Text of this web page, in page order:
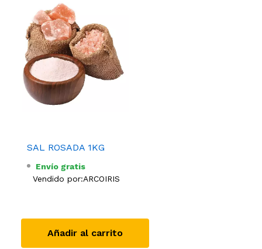
SAL ROSADA 1KG
Envío gratis
Vendido por:ARCOIRIS
Añadir al carrito